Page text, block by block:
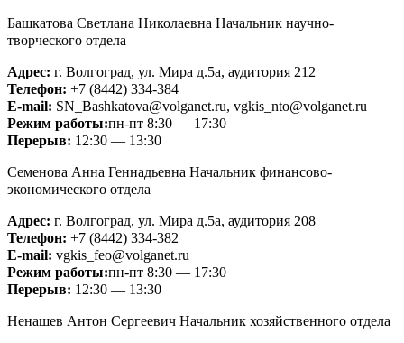
Башкатова Светлана Николаевна Начальник научно-
творческого отдела
Адрес: г. Волгоград, ул. Мира д.5а, аудитория 212
Телефон: +7 (8442) 334-384
Е-mail: SN_Bashkatova@volganet.ru, vgkis_nto@volganet.ru
Режим работы:пн-пт 8:30 — 17:30
Перерыв: 12:30 — 13:30
Семенова Анна Геннадьевна Начальник финансово-
экономического отдела
Адрес: г. Волгоград, ул. Мира д.5а, аудитория 208
Телефон: +7 (8442) 334-382
Е-mail: vgkis_feo@volganet.ru
Режим работы:пн-пт 8:30 — 17:30
Перерыв: 12:30 — 13:30
Ненашев Антон Сергеевич Начальник хозяйственного отдела